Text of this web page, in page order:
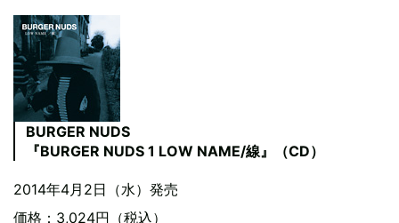
BURGER NUDS
『BURGER NUDS 1 LOW NAME/線』（CD）
2014年4月2日（水）発売
価格：3,024円（税込）